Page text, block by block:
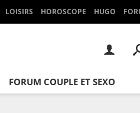
LOISIRS HOROSCOPE HUGO
FORUM COUPLE ET SEXO